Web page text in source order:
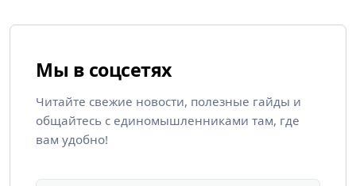
Мы в соцсетях
Читайте свежие новости, полезные гайды и
общайтесь с единомышленниками там, где
вам удобно!